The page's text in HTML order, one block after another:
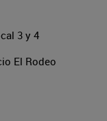
3 y 4
El Rodeo